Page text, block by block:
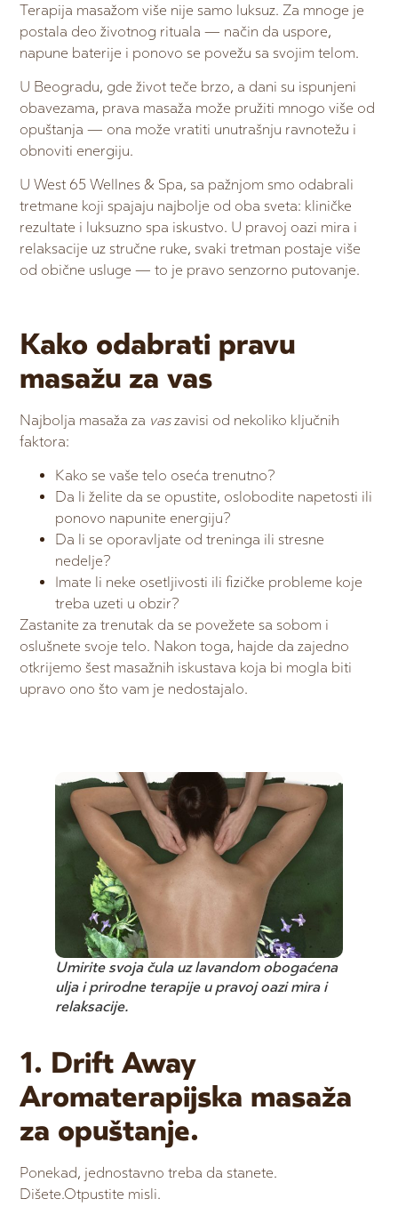
Terapija masažom više nije samo luksuz. Za mnoge je
postala deo životnog rituala — način da uspore,
napune baterije i ponovo se povežu sa svojim telom.
U Beogradu, gde život teče brzo, a dani su ispunjeni
obavezama, prava masaža može pružiti mnogo više od
opuštanja — ona može vratiti unutrašnju ravnotežu i
obnoviti energiju.
U West 65 Wellnes & Spa, sa pažnjom smo odabrali
tretmane koji spajaju najbolje od oba sveta: kliničke
rezultate i luksuzno spa iskustvo. U pravoj oazi mira i
relaksacije uz stručne ruke, svaki tretman postaje više
od obične usluge — to je pravo senzorno putovanje.
Kako odabrati pravu
masažu za vas
Najbolja masaža za vaszavisi od nekoliko ključnih
faktora:
Kako se vaše telo oseća trenutno?
Da li želite da se opustite, oslobodite napetosti ili
ponovo napunite energiju?
Da li se oporavljate od treninga ili stresne
nedelje?
Imate li neke osetljivosti ili fizičke probleme koje
treba uzeti u obzir?
Zastanite za trenutak da se povežete sa sobom i
oslušnete svoje telo. Nakon toga, hajde da zajedno
otkrijemo šest masažnih iskustava koja bi mogla biti
upravo ono što vam je nedostajalo.
Umirite svoja čula uz lavandom obogaćena
ulja i prirodne terapije u pravoj oazi mira i
relaksacije.
1. Drift Away
Aromaterapijska masaža
za opuštanje.
Ponekad, jednostavno treba da stanete.
Dišete.Otpustite misli.